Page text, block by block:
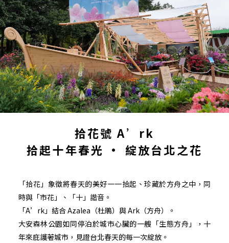
拾花號 A’rk
拾起十年春光 • 綻放台北之花
「拾花」象徵將春天的美好一一拾起、珍藏於方舟之中，同
時與「市花」、「十」諧音。
「A’rk」結合 Azalea（杜鵑）與 Ark（方舟）。
大安森林公園如同停泊於城市心臟的一艘「生態方舟」，十
年來庇護著城市，見證台北春天的每一次綻放。